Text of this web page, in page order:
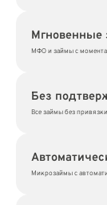
Мгновенные
МФО и займы с
Без
Все займы без
Микрозаймы с